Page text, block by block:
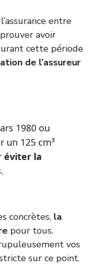
entre
avoir
cette période
de l’assureur
1980 ou
un 125 cm³
éviter la
.
concrètes, la
pour tous.
vos
sur ce point.